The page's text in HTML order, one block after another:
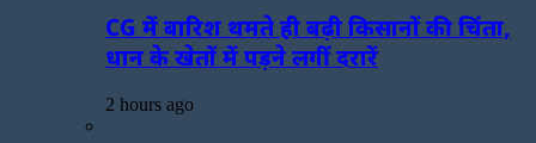
CG में बारिश थमते ही बढ़ी किसानों की चिंता,
धान के खेतों में पड़ने लगीं दरारें
2 hours ago